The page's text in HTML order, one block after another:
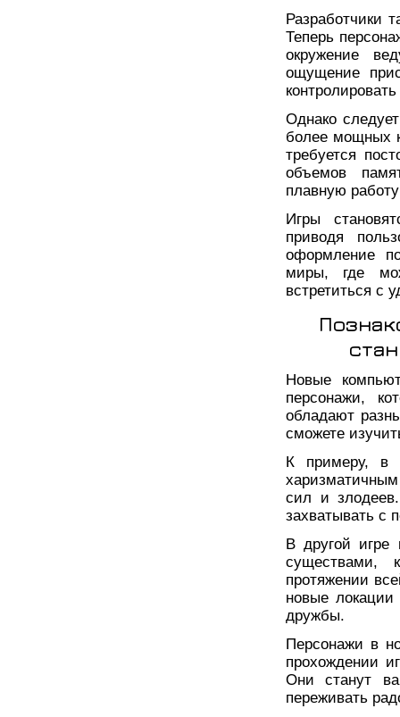
Разработчики
Теперь
окружение
ощущение
Однако
более мощных
требуется
объемов
плавную
Игры
приводя
оформление
миры, где
встретиться с
Новые
персонажи,
обладают
сможете
К примеру, в
сил и
захватывать с
В другой
существами,
протяжении
новые
дружбы.
Персонажи в
прохождении
Они станут
переживать